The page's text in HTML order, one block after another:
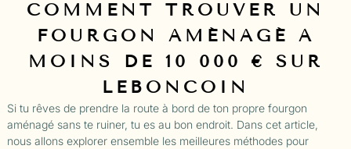
COMMENT TROUVER UN
FOURGON AMÉNAGÉ À
MOINS DE 10 000 € SUR
LEBONCOIN
Si tu rêves de prendre la route à bord de ton propre fourgon
aménagé sans te ruiner, tu es au bon endroit. Dans cet article,
nous allons explorer ensemble les meilleures méthodes pour